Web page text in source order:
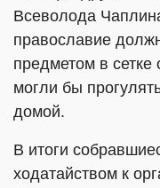
Всеволода
православие
предметом в сетке
могли бы
домой.
В итоги
ходатайством к